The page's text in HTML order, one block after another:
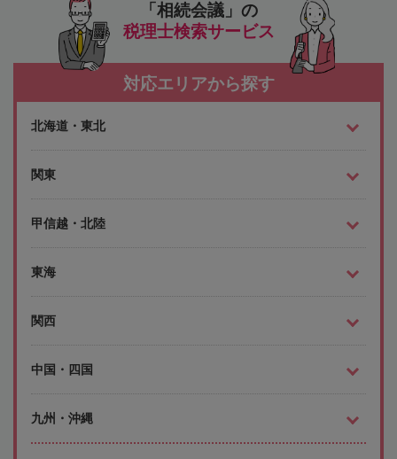
「相続会議」の
税理士検索サービス
対応エリアから探す
北海道・東北
関東
甲信越・北陸
東海
関西
中国・四国
九州・沖縄